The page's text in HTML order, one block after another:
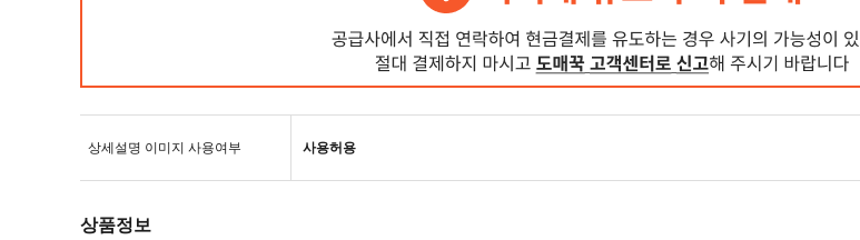
상세설명 이미지 사용여부 사용허용
상품정보